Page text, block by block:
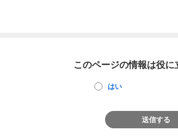
このページの情報は役に
はい
送信する